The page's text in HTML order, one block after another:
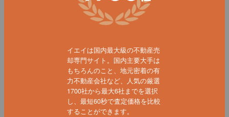
イエイは国内最大級の不動産売
却専門サイト。国内主要大手は
もちろんのこと、地元密着の有
力不動産会社など、人気の厳選
1700社から最大6社までを選択
し、最短60秒で査定価格を比較
することができます。